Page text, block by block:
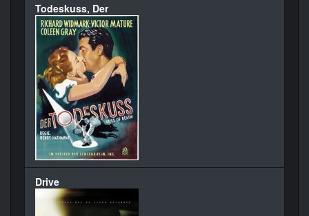
Todeskuss, Der
Drive